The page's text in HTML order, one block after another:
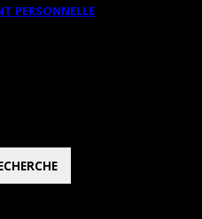
PERSONNELLE